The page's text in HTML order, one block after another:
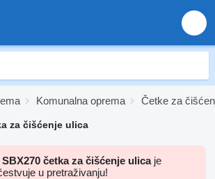
Komunalna oprema Četke za
za čišćenje ulica
četka za čišćenje ulicaje
u pretraživanju!